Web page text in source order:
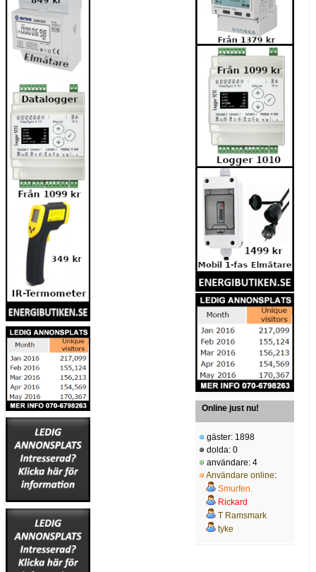
Online just nu!
gäster: 1898
dolda: 0
användare: 4
Användare online:
Smurfen.
Rickard
T Ramsmark
tyke